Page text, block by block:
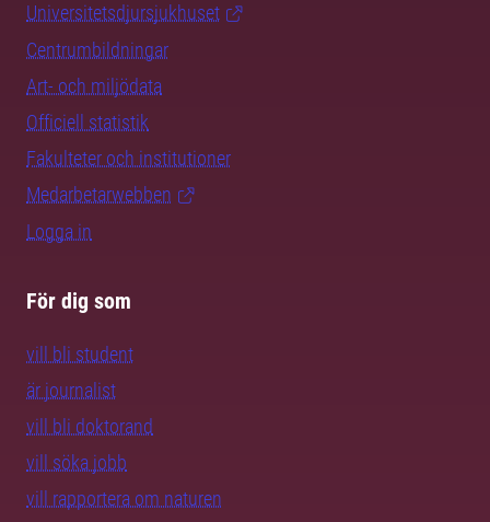
Universitetsdjursjukhuset
Centrumbildningar
Art- och miljödata
Officiell statistik
Fakulteter och institutioner
Medarbetarwebben
Logga in
För dig som
vill bli student
är journalist
vill bli doktorand
vill söka jobb
vill rapportera om naturen